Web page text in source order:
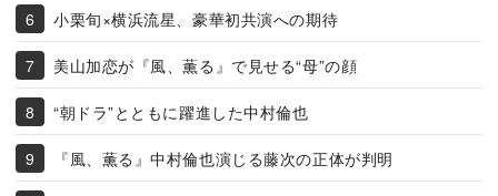
小栗旬×横浜流星、豪華初共演への期待
美山加恋が『風、薫る』で見せる“母”の顔
“朝ドラ”とともに躍進した中村倫也
『風、薫る』中村倫也演じる藤次の正体が判明